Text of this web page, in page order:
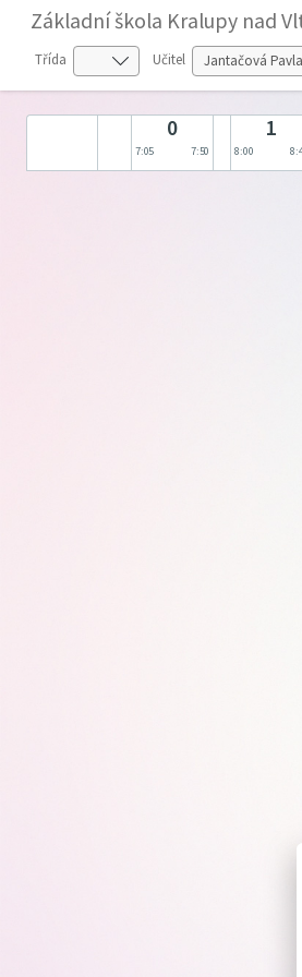
Základní škola Kralupy nad
Třída Učitel
0
7:05 7:50
1
8:00